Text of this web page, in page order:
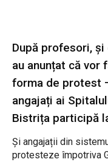
După profesori,
au anunțat că vor
forma de protest
angajați ai
Bistrița participă
Și angajații din
protesteze împotriva